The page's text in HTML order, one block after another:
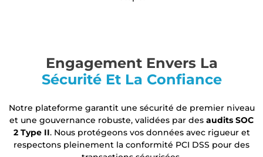
Engagement Envers La
Sécurité Et La Confiance
Notre plateforme garantit une sécurité de premier niveau
et une gouvernance robuste, validées par des audits SOC
2 Type II. Nous protégeons vos données avec rigueur et
respectons pleinement la conformité PCI DSS pour des